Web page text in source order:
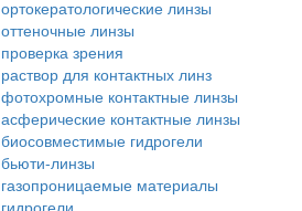
ортокератологические линзы
оттеночные линзы
проверка зрения
раствор для контактных линз
фотохромные контактные линзы
асферические контактные линзы
биосовместимые гидрогели
бьюти-линзы
газопроницаемые материалы